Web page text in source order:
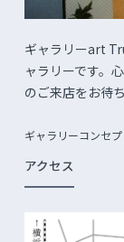
ギャラリーart
ャラリーです。
のご来店をお待
ギャラリーコンセプ
アクセス